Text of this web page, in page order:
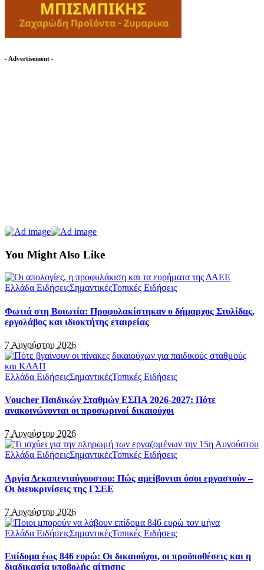
- Advertisement -
You Might Also Like
Ελλάδα ΕιδήσειςΣημαντικέςΤοπικές Ειδήσεις
Φωτιά στη Βοιωτία: Προφυλακίστηκαν ο δήμαρχος Στυλίδας,
εργολάβος και ιδιοκτήτης εταιρείας
7 Αυγούστου 2026
Ελλάδα ΕιδήσειςΣημαντικέςΤοπικές Ειδήσεις
Voucher Παιδικών Σταθμών ΕΣΠΑ 2026-2027: Πότε
ανακοινώνονται οι προσωρινοί δικαιούχοι
7 Αυγούστου 2026
Ελλάδα ΕιδήσειςΣημαντικέςΤοπικές Ειδήσεις
Αργία Δεκαπενταύγουστου: Πώς αμείβονται όσοι εργαστούν –
Οι διευκρινίσεις της ΓΣΕΕ
7 Αυγούστου 2026
Ελλάδα ΕιδήσειςΣημαντικέςΤοπικές Ειδήσεις
Επίδομα έως 846 ευρώ: Οι δικαιούχοι, οι προϋποθέσεις και η
διαδικασία υποβολής αίτησης